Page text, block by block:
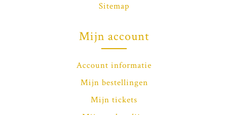
Sitemap
Mijn account
Account informatie
Mijn bestellingen
Mijn tickets